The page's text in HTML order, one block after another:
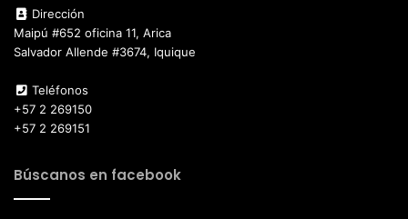
Dirección
Maipú #652 oficina 11, Arica
Salvador Allende #3674, Iquique
Teléfonos
+57 2 269150
+57 2 269151
Búscanos en facebook